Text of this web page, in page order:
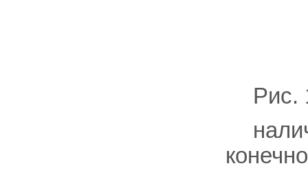
Рис.